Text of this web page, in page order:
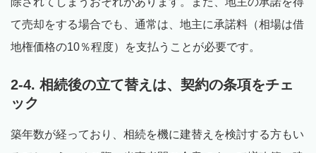
て売却をする場合でも、通常は、地主に承諾料（相場は借
地権価格の10％程度）を支払うことが必要です。
2-4. 相続後の立て替えは、契約の条項をチェ
ック
築年数が経っており、相続を機に建替えを検討する方もい